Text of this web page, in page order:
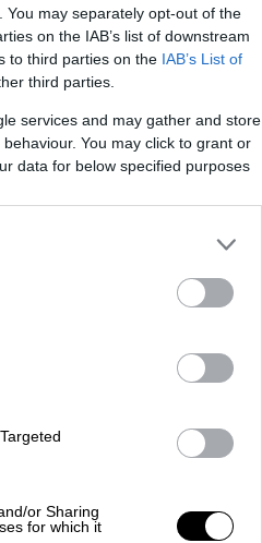
may separately opt-out of the
on the IAB’s list of downstream
to third parties on the IAB’s List of
third parties.
services and may gather and store
You may click to grant or
data for below specified purposes
or Sharing
for which it